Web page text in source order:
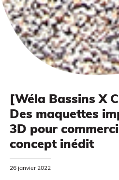
MODÉLISATION 3D
[Wéla Bassins X
Des maquettes
3D pour
concept inédit
26 janvier 2022